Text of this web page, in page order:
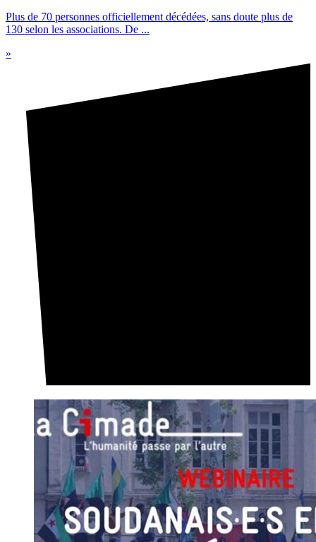
Plus de 70 personnes officiellement décédées, sans doute plus de
130 selon les associations. De ...
»